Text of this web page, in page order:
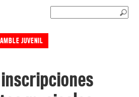
JUVENIL